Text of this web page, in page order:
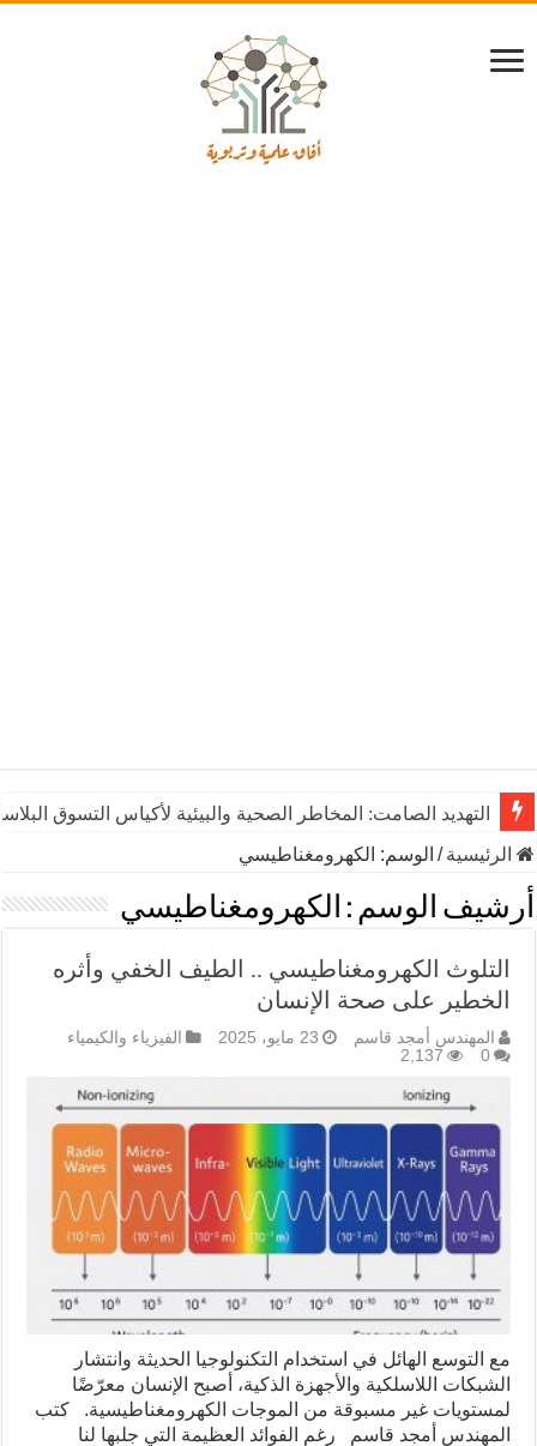
التهديد الصامت: المخاطر الصحية والبيئية لأكياس التسوق
الرئيسية/ الوسم: الكهرومغناطيسي
أرشيف الوسم : الكهرومغناطيسي
التلوث الكهرومغناطيسي .. الطيف الخفي وأثره
الخطير على صحة الإنسان
المهندس أمجد قاسم 23 مايو، 2025
الفيزياء والكيمياء
0
2,137
مع التوسع الهائل في استخدام التكنولوجيا الحديثة وانتشار
الشبكات اللاسلكية والأجهزة الذكية، أصبح الإنسان معرّضًا
لمستويات غير مسبوقة من الموجات الكهرومغناطيسية. كتب
المهندس أمجد قاسم رغم الفوائد العظيمة التي جلبها لنا